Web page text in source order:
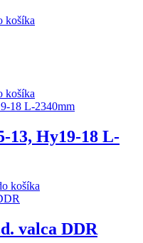
košíka
košíka
13, Hy19-18 L-
košíka
valca DDR